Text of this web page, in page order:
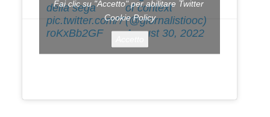
della sega
pic.twitter.com/7
roKxBb2GF
of context
(@giornalistiooc)
August 30, 2022
Fai clic su "Accetto" per abilitare Twitter
Cookie Policy